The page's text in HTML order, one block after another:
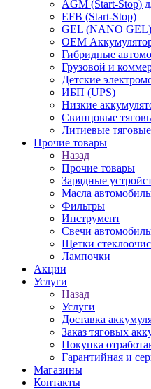
AGM (Start-Stop)
EFB (Start-Stop)
GEL (NANO GEL)
OEM
Гибридные
Грузовой и
Детские
ИБП (UPS)
Низкие
Свинцовые
Литиевые
Прочие товары
Назад
Прочие товары
Зарядные
Масла
Фильтры
Инструмент
Свечи
Щетки
Лампочки
Акции
Услуги
Назад
Услуги
Доставка
Заказ тяговых
Покупка
Гарантийная и
Магазины
Контакты